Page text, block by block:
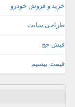
خرید و فروش خودرو
طراحی سایت
فیش حج
قیمت بیسیم